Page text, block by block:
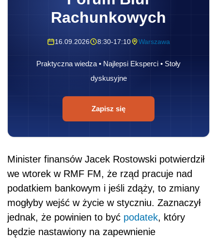
Rachunkowych
16.09.2026 8:30-17:10 Warszawa
Praktyczna wiedza • Najlepsi Eksperci • Stoły
dyskusyjne
Zapisz się
Minister finansów Jacek Rostowski potwierdził
we wtorek w RMF FM, że rząd pracuje nad
podatkiem bankowym i jeśli zdąży, to zmiany
mogłyby wejść w życie w styczniu. Zaznaczył
jednak, że powinien to być podatek, który
będzie nastawiony na zapewnienie